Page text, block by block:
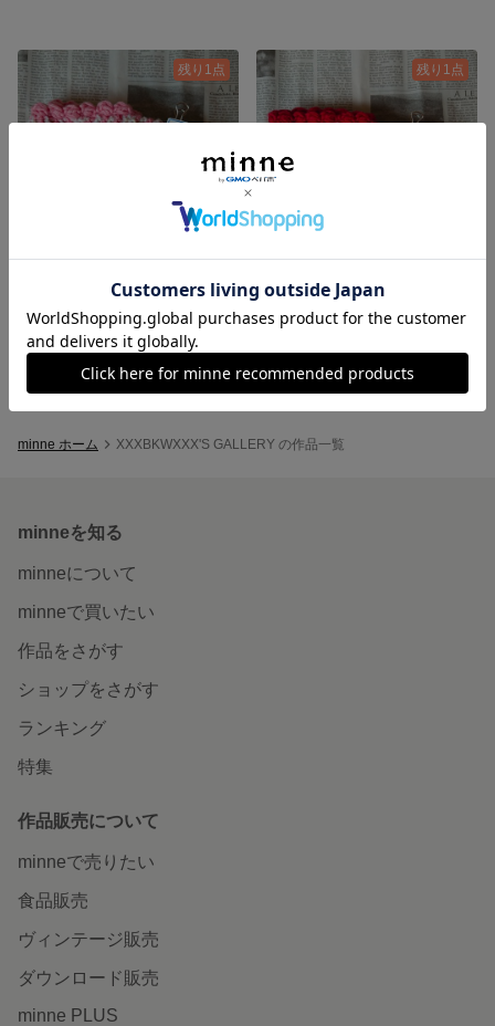
残り1点
ルームシューズ【2】
2,500円
残り1点
ルームシューズ【1】
2,500円
minne ホーム XXXBKWXXX'S GALLERY の作品一覧
minneを知る
minneについて
minneで買いたい
作品をさがす
ショップをさがす
ランキング
特集
作品販売について
minneで売りたい
食品販売
ヴィンテージ販売
ダウンロード販売
minne PLUS